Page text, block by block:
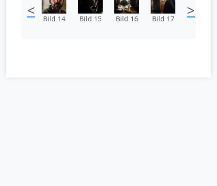
< Bild 14 Bild 15 Bild 16 Bild 17 >